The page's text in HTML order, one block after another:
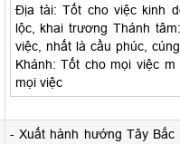
Địa tài: Tốt cho việc kinh
lộc, khai trương Thánh
việc, nhất là cầu phúc,
Khánh: Tốt cho mọi việc
mọi việc
- Xuất hành hướng Tây Bắc